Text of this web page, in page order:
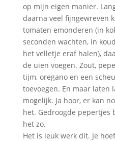
op mijn eigen manier.
daarna veel fijngewreven
tomaten emonderen (in
seconden wachten, in
het velletje eraf halen),
de uien voegen. Zout,
tijm, oregano en een
toevoegen. En maar laten
mogelijk. Ja hoor, er kan
het. Gedroogde pepertjes
het zo.
Het is leuk werk dit. Je